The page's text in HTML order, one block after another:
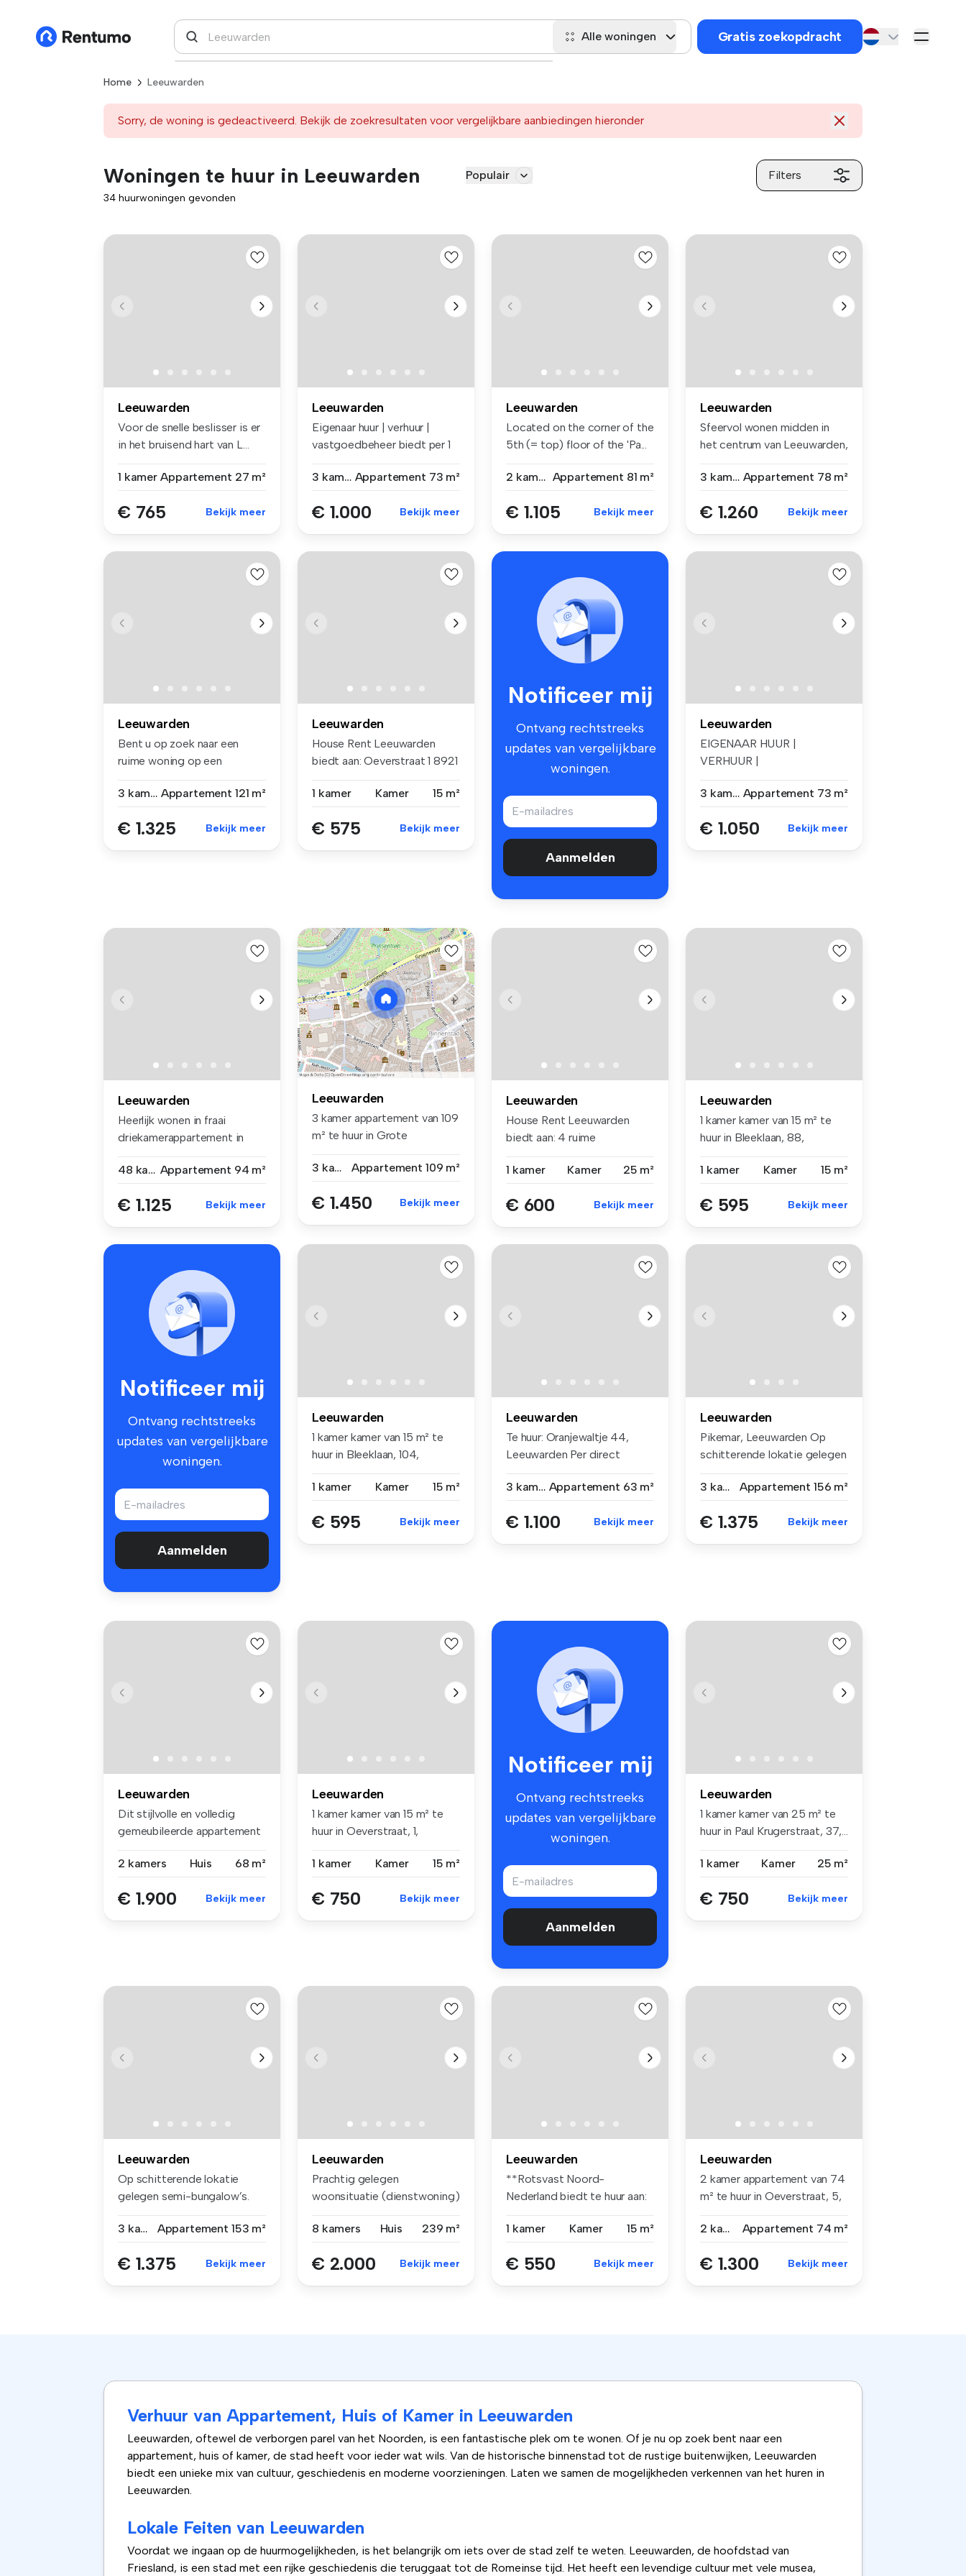
Alle woningen Gratis zoekopdracht
Home Leeuwarden
Sorry, de woning is gedeactiveerd. Bekijk de zoekresultaten voor vergelijkbare aanbiedingen hieronder
Woningen te huur in Leeuwarden Populair Filters
34 huurwoningen gevonden
Leeuwarden
Voor de snelle beslisser is er
in het bruisend hart van L...
1 kamer Appartement 27 m²
€ 765 Bekijk meer
Leeuwarden
Eigenaar huur | verhuur |
vastgoedbeheer biedt per 1
3 kamers Appartement 73 m²
€ 1.000 Bekijk meer
Leeuwarden
Located on the corner of the
5th (= top) floor of the 'Pa...
2 kamers Appartement 81 m²
€ 1.105 Bekijk meer
Leeuwarden
Sfeervol wonen midden in
het centrum van Leeuwarden,
3 kamers Appartement 78 m²
€ 1.260 Bekijk meer
Leeuwarden
Bent u op zoek naar een
ruime woning op een
3 kamers Appartement 121 m²
€ 1.325 Bekijk meer
Leeuwarden
House Rent Leeuwarden
biedt aan: Oeverstraat 1 8921
1 kamer
Kamer 15 m²
€ 575 Bekijk meer
Notificeer mij
Ontvang rechtstreeks
updates van vergelijkbare
woningen.
Aanmelden
Leeuwarden
EIGENAAR HUUR |
VERHUUR |
per 1 augu...
3 kamers Appartement 73 m²
€ 1.050 Bekijk meer
Leeuwarden
Heerlijk wonen in fraai
driekamerappartement in
48 kamers Appartement 94 m²
€ 1.125 Bekijk meer
Leeuwarden
3 kamer appartement van 109
m² te huur in Grote
3 kamers
Appartement 109 m²
€ 1.450 Bekijk meer
Leeuwarden
House Rent Leeuwarden
biedt aan: 4 ruime
1 kamer
Kamer 25 m²
€ 600 Bekijk meer
Leeuwarden
1 kamer kamer van 15 m² te
huur in Bleeklaan, 88,
1 kamer
Kamer 15 m²
€ 595 Bekijk meer
Notificeer mij
Ontvang rechtstreeks
updates van vergelijkbare
woningen.
Aanmelden
Leeuwarden
1 kamer kamer van 15 m² te
huur in Bleeklaan, 104,
1 kamer
Kamer 15 m²
€ 595 Bekijk meer
Leeuwarden
Te huur: Oranjewaltje 44,
Leeuwarden Per direct
3 kamers Appartement 63 m²
€ 1.100 Bekijk meer
Leeuwarden
Pikemar, Leeuwarden Op
schitterende lokatie gelegen
3 kamers
Appartement 156 m²
€ 1.375 Bekijk meer
Leeuwarden
Dit stijlvolle en volledig
gemeubileerde appartement
2 kamers
Huis 68 m²
€ 1.900 Bekijk meer
Leeuwarden
1 kamer kamer van 15 m² te
huur in Oeverstraat, 1,
1 kamer
Kamer 15 m²
€ 750 Bekijk meer
Notificeer mij
Ontvang rechtstreeks
updates van vergelijkbare
woningen.
Aanmelden
Leeuwarden
1 kamer kamer van 25 m² te
huur in Paul Krugerstraat, 37,...
1 kamer Kamer 25 m²
€ 750 Bekijk meer
Leeuwarden
Op schitterende lokatie
gelegen semi-bungalow’s.
3 kamers
Appartement 153 m²
€ 1.375 Bekijk meer
Leeuwarden
Prachtig gelegen
woonsituatie (dienstwoning)
8 kamers
Huis 239 m²
€ 2.000 Bekijk meer
Leeuwarden
**Rotsvast Noord-
Nederland biedt te huur aan:
1 kamer
Kamer 15 m²
€ 550 Bekijk meer
Leeuwarden
2 kamer appartement van 74
m² te huur in Oeverstraat, 5,
2 kamers
Appartement 74 m²
€ 1.300 Bekijk meer
Verhuur van Appartement, Huis of Kamer in Leeuwarden
Leeuwarden, oftewel de verborgen parel van het Noorden, is een fantastische plek om te wonen. Of je nu op zoek bent naar een
appartement, huis of kamer, de stad heeft voor ieder wat wils. Van de historische binnenstad tot de rustige buitenwijken, Leeuwarden
biedt een unieke mix van cultuur, geschiedenis en moderne voorzieningen. Laten we samen de mogelijkheden verkennen van het huren in
Leeuwarden.
Lokale Feiten van Leeuwarden
Voordat we ingaan op de huurmogelijkheden, is het belangrijk om iets over de stad zelf te weten. Leeuwarden, de hoofdstad van
Friesland, is een stad met een rijke geschiedenis die teruggaat tot de Romeinse tijd. Het heeft een levendige cultuur met vele musea,